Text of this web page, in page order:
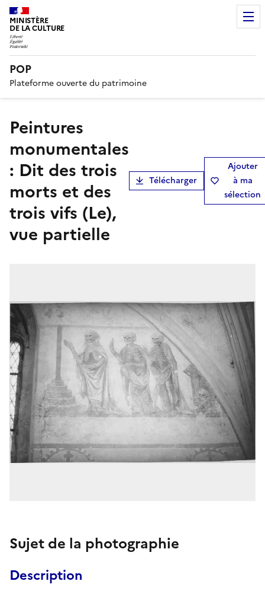
MINISTÈRE
DE LA CULTURE
POP
Plateforme ouverte du patrimoine
peintures
monumentales
: Dit des trois
morts et des
trois vifs (Le),
vue partielle
Télécharger
Ajouter
à ma
sélection
Sujet de la photographie
Description